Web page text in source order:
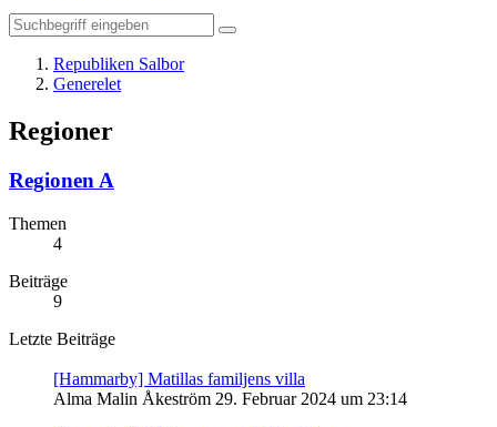
Republiken Salbor
Generelet
Regioner
Regionen A
Themen
4
Beiträge
9
Letzte Beiträge
[Hammarby] Matillas familjens villa
Alma Malin Åkeström 29. Februar 2024 um 23:14